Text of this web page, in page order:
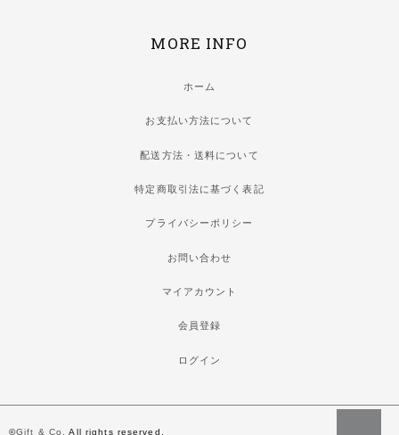
MORE INFO
ホーム
お支払い方法について
配送方法・送料について
特定商取引法に基づく表記
プライバシーポリシー
お問い合わせ
マイアカウント
会員登録
ログイン
©Gift & Co. All rights reserved.